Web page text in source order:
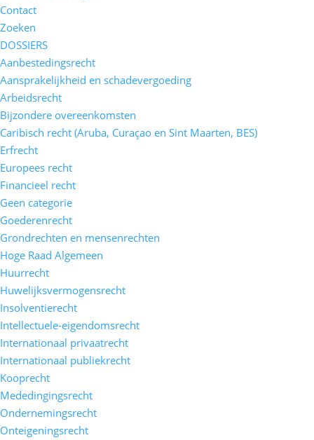
Contact
Zoeken
DOSSIERS
Aanbestedingsrecht
Aansprakelijkheid en schadevergoeding
Arbeidsrecht
Bijzondere overeenkomsten
Caribisch recht (Aruba, Curaçao en Sint Maarten, BES)
Erfrecht
Europees recht
Financieel recht
Geen categorie
Goederenrecht
Grondrechten en mensenrechten
Hoge Raad Algemeen
Huurrecht
Huwelijksvermogensrecht
Insolventierecht
Intellectuele-eigendomsrecht
Internationaal privaatrecht
Internationaal publiekrecht
Kooprecht
Mededingingsrecht
Ondernemingsrecht
Onteigeningsrecht